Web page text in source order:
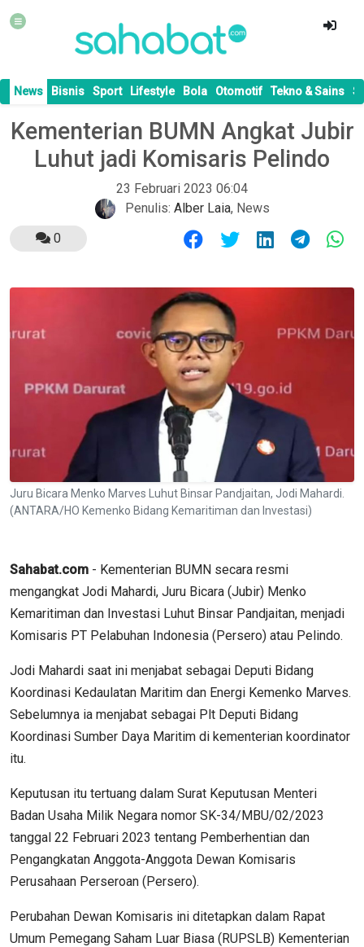
News Bisnis Sport Lifestyle Bola Otomotif Tekno & Sains
Kementerian BUMN Angkat Jubir
Luhut jadi Komisaris Pelindo
23 Februari 2023 06:04
Penulis: Alber Laia, News
0
Juru Bicara Menko Marves Luhut Binsar Pandjaitan, Jodi Mahardi.
(ANTARA/HO Kemenko Bidang Kemaritiman dan Investasi)
Sahabat.com - Kementerian BUMN secara resmi
mengangkat Jodi Mahardi, Juru Bicara (Jubir) Menko
Kemaritiman dan Investasi Luhut Binsar Pandjaitan, menjadi
Komisaris PT Pelabuhan Indonesia (Persero) atau Pelindo.
Jodi Mahardi saat ini menjabat sebagai Deputi Bidang
Koordinasi Kedaulatan Maritim dan Energi Kemenko Marves.
Sebelumnya ia menjabat sebagai Plt Deputi Bidang
Koordinasi Sumber Daya Maritim di kementerian koordinator
itu.
Keputusan itu tertuang dalam Surat Keputusan Menteri
Badan Usaha Milik Negara nomor SK-34/MBU/02/2023
tanggal 22 Februari 2023 tentang Pemberhentian dan
Pengangkatan Anggota-Anggota Dewan Komisaris
Perusahaan Perseroan (Persero).
Perubahan Dewan Komisaris ini ditetapkan dalam Rapat
Umum Pemegang Saham Luar Biasa (RUPSLB) Kementerian